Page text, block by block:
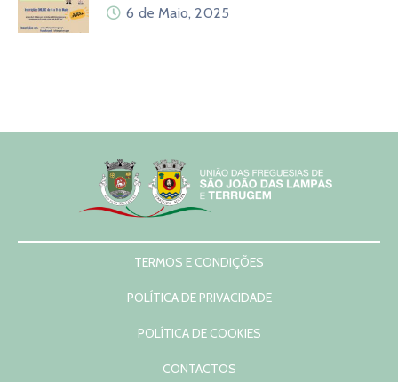
6 de Maio, 2025
TERMOS E CONDIÇÕES
POLÍTICA DE PRIVACIDADE
POLÍTICA DE COOKIES
CONTACTOS